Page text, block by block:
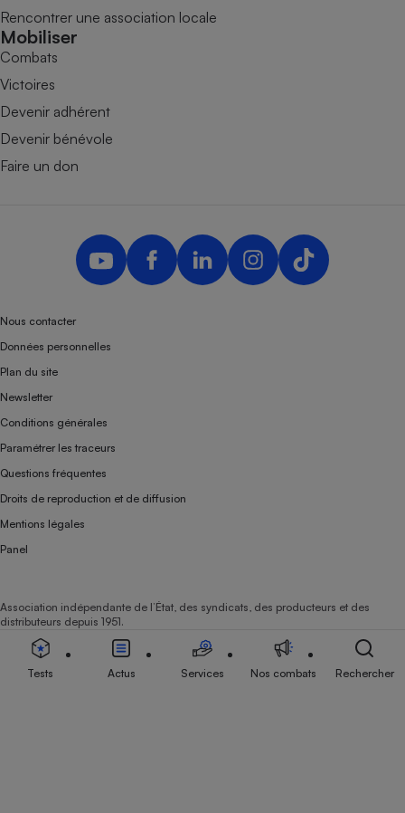
Rencontrer une association locale
Mobiliser
Combats
Victoires
Devenir adhérent
Devenir bénévole
Faire un don
Nous contacter
Données personnelles
Plan du site
Newsletter
Conditions générales
Paramétrer les traceurs
Questions fréquentes
Droits de reproduction et de diffusion
Mentions légales
Panel
Association indépendante de l’État, des syndicats, des producteurs et des
distributeurs depuis 1951.
Tests Actus Services Nos combats Rechercher